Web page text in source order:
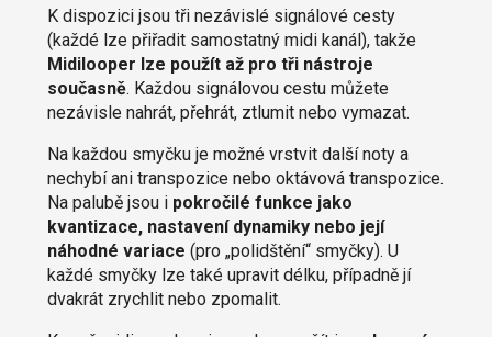
K dispozici jsou tři nezávislé signálové cesty
(každé lze přiřadit samostatný midi kanál), takže
Midilooper lze použít až pro tři nástroje
současně. Každou signálovou cestu můžete
nezávisle nahrát, přehrát, ztlumit nebo vymazat.
Na každou smyčku je možné vrstvit další noty a
nechybí ani transpozice nebo oktávová transpozice.
Na palubě jsou i pokročilé funkce jako
kvantizace, nastavení dynamiky nebo její
náhodné variace (pro „polidštění“ smyčky). U
každé smyčky lze také upravit délku, případně jí
dvakrát zrychlit nebo zpomalit.